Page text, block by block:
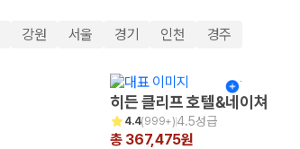
강원 서울 경기 인천 경주
히든 클리프 호텔&네이쳐
4.4(999+)4.5성급
총 367,475원